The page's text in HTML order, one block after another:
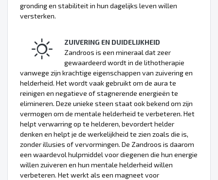
gronding en stabiliteit in hun dagelijks leven willen
versterken.
ZUIVERING EN DUIDELIJKHEID
Zandroos is een mineraal dat zeer
gewaardeerd wordt in de lithotherapie
vanwege zijn krachtige eigenschappen van zuivering en
helderheid. Het wordt vaak gebruikt om de aura te
reinigen en negatieve of stagnerende energieën te
elimineren. Deze unieke steen staat ook bekend om zijn
vermogen om de mentale helderheid te verbeteren. Het
helpt verwarring op te helderen, bevordert helder
denken en helpt je de werkelijkheid te zien zoals die is,
zonder illusies of vervormingen. De Zandroos is daarom
een waardevol hulpmiddel voor diegenen die hun energie
willen zuiveren en hun mentale helderheid willen
verbeteren. Het werkt als een magneet voor